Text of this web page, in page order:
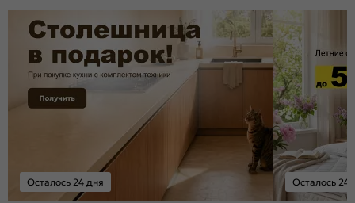
Осталось 24 дня Осталось 24